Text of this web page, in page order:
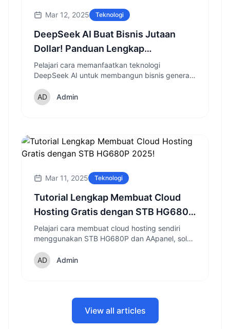
Mar 12, 2025 Teknologi
DeepSeek AI Buat Bisnis Jutaan
Dollar! Panduan Lengkap
Otomatisasi Dengan Teknologi AI
2025
Pelajari cara memanfaatkan teknologi
DeepSeek AI untuk membangun bisnis generasi
panduan lengkap strategi konversi tinggi.
Admin
Mar 11, 2025 Teknologi
Tutorial Lengkap Membuat Cloud
Hosting Gratis dengan STB HG680P
2025!
Pelajari cara membuat cloud hosting sendiri
menggunakan STB HG680P dan AApanel, solusi
24 jam nonstop.
Admin
View all articles